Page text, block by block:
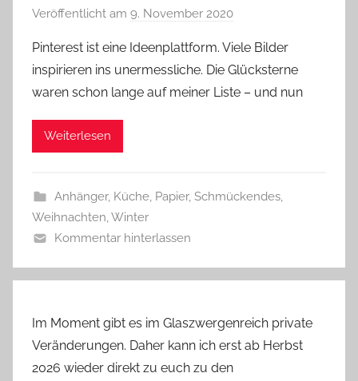
Veröffentlicht am 9. November 2020
n
G
l
e
Pinterest ist eine Ideenplattform. Viele Bilder
inspirieren ins unermessliche. Die Glücksterne
waren schon lange auf meiner Liste – und nun
Weiterlesen
Anhänger, Küche, Papier, Schmückendes,
Weihnachten,Winter
Kommentar hinterlassen
Im Moment gibt es im Glaszwergenreich private
Veränderungen. Daher kann ich erst ab Herbst
2026 wieder direkt zu euch zu den